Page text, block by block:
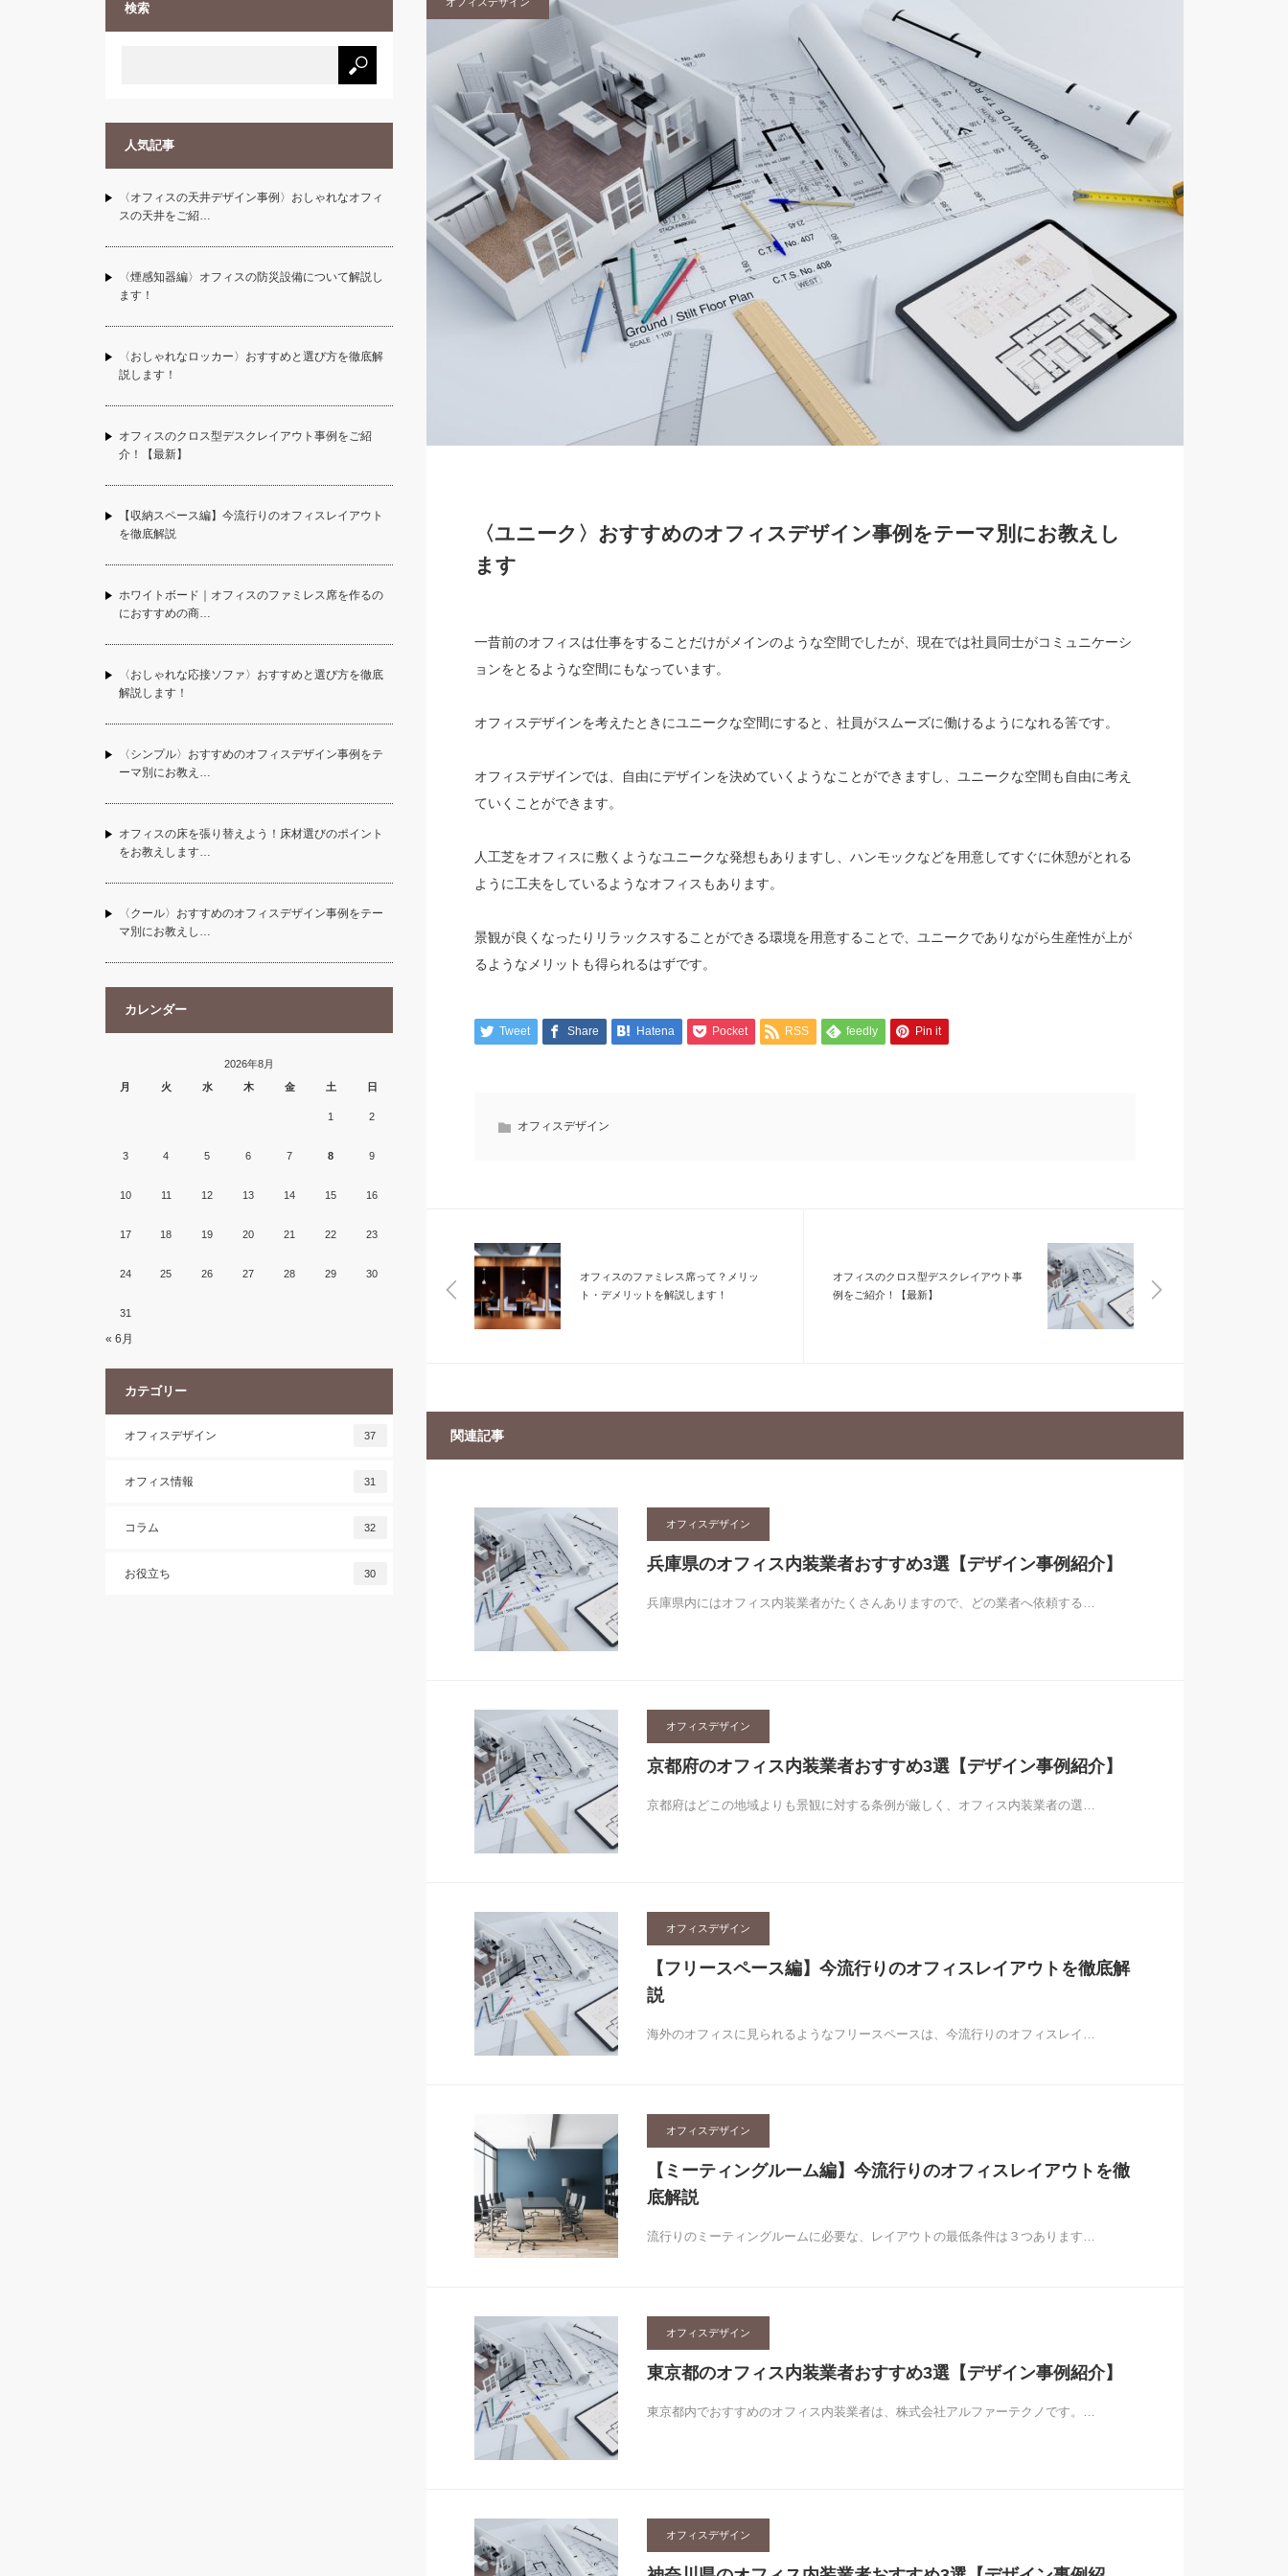
〈ユニーク〉おすすめのオフィスデザイン事例をテーマ別にお教えし
ます
一昔前のオフィスは仕事をすることだけがメインのような空間でしたが、現在では社員同士がコミュニケーシ
ョンをとるような空間にもなっています。
オフィスデザインを考えたときにユニークな空間にすると、社員がスムーズに働けるようになれる筈です。
オフィスデザインでは、自由にデザインを決めていくようなことができますし、ユニークな空間も自由に考え
ていくことができます。
人工芝をオフィスに敷くようなユニークな発想もありますし、ハンモックなどを用意してすぐに休憩がとれる
ように工夫をしているようなオフィスもあります。
景観が良くなったりリラックスすることができる環境を用意することで、ユニークでありながら生産性が上が
るようなメリットも得られるはずです。
Tweet Share Hatena Pocket RSS feedly Pin it
オフィスデザイン
オフィスのファミレス席って？メリッ
ト・デメリットを解説します！
オフィスのクロス型デスクレイアウト事
例をご紹介！【最新】
関連記事
オフィスデザイン
兵庫県のオフィス内装業者おすすめ3選【デザイン事例紹介】
兵庫県内にはオフィス内装業者がたくさんありますので、どの業者へ依頼する…
オフィスデザイン
京都府のオフィス内装業者おすすめ3選【デザイン事例紹介】
京都府はどこの地域よりも景観に対する条例が厳しく、オフィス内装業者の選…
オフィスデザイン
【フリースペース編】今流行りのオフィスレイアウトを徹底解
説
海外のオフィスに見られるようなフリースペースは、今流行りのオフィスレイ…
オフィスデザイン
【ミーティングルーム編】今流行りのオフィスレイアウトを徹
底解説
流行りのミーティングルームに必要な、レイアウトの最低条件は３つあります…
オフィスデザイン
東京都のオフィス内装業者おすすめ3選【デザイン事例紹介】
東京都内でおすすめのオフィス内装業者は、株式会社アルファーテクノです。…
オフィスデザイン
検索
人気記事
〈オフィスの天井デザイン事例〉おしゃれなオフィ
スの天井をご紹…
〈煙感知器編〉オフィスの防災設備について解説し
ます！
〈おしゃれなロッカー〉おすすめと選び方を徹底解
説します！
オフィスのクロス型デスクレイアウト事例をご紹
介！【最新】
【収納スペース編】今流行りのオフィスレイアウト
を徹底解説
ホワイトボード｜オフィスのファミレス席を作るの
におすすめの商…
〈おしゃれな応接ソファ〉おすすめと選び方を徹底
解説します！
〈シンプル〉おすすめのオフィスデザイン事例をテ
ーマ別にお教え…
オフィスの床を張り替えよう！床材選びのポイント
をお教えします…
〈クール〉おすすめのオフィスデザイン事例をテー
マ別にお教えし…
カレンダー
2026年8月
月
火 水 木 金 土 日
1 2
3 4 5 6 7 8 9
10 11 12 13 14 15 16
17 18 19 20 21 22 23
24 25 26 27 28 29 30
31
« 6月
カテゴリー
オフィスデザイン 37
オフィス情報 31
コラム 32
お役立ち 30